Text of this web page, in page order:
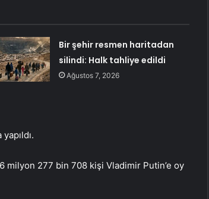
Bir şehir resmen haritadan
silindi: Halk tahliye edildi
Ağustos 7, 2026
milyon 277 bin 708 kişi Vladimir Putin’e oy